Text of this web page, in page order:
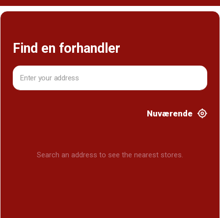
Find en forhandler
Nuværende
Search an address to see the nearest stores.